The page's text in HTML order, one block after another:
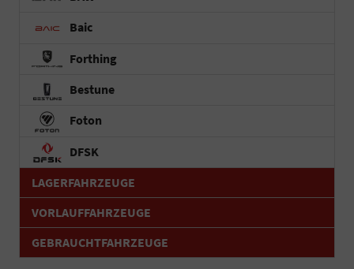
Baic
Forthing
Bestune
Foton
DFSK
LAGERFAHRZEUGE
VORLAUFFAHRZEUGE
GEBRAUCHTFAHRZEUGE